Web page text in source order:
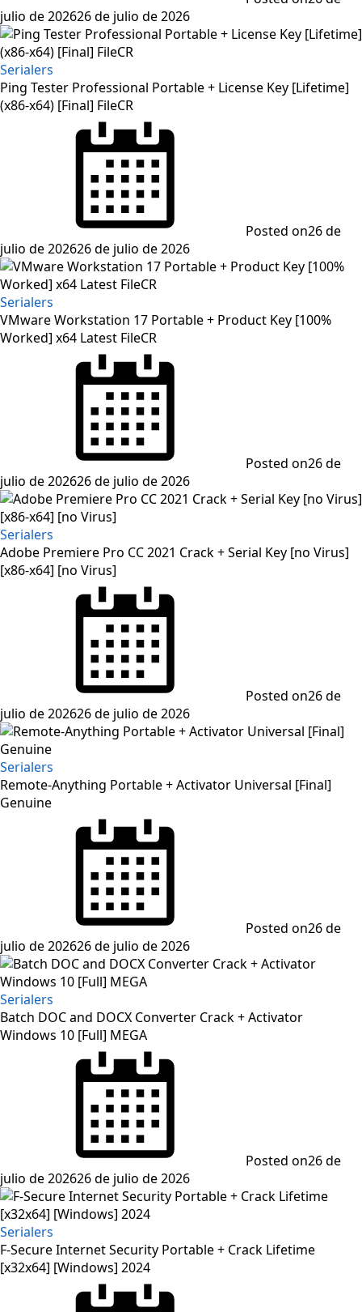
julio de 202626 de julio de 2026
Serialers
Ping Tester Professional Portable + License Key [Lifetime]
(x86-x64) [Final] FileCR
Posted on26 de
julio de 202626 de julio de 2026
Serialers
VMware Workstation 17 Portable + Product Key [100%
Worked] x64 Latest FileCR
Posted on26 de
julio de 202626 de julio de 2026
Serialers
Adobe Premiere Pro CC 2021 Crack + Serial Key [no Virus]
[x86-x64] [no Virus]
Posted on26 de
julio de 202626 de julio de 2026
Serialers
Remote-Anything Portable + Activator Universal [Final]
Genuine
Posted on26 de
julio de 202626 de julio de 2026
Serialers
Batch DOC and DOCX Converter Crack + Activator
Windows 10 [Full] MEGA
Posted on26 de
julio de 202626 de julio de 2026
Serialers
F-Secure Internet Security Portable + Crack Lifetime
[x32x64] [Windows] 2024